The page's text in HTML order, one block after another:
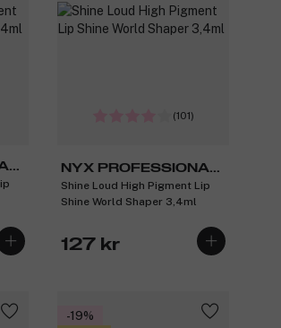
(101)
NYX PROFESSIONAL
MAKEUP
Shine Loud High Pigment Lip
Shine World Shaper 3,4ml
127 kr
-19%